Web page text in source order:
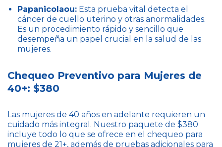
Papanicolaou: Esta prueba vital detecta el
cáncer de cuello uterino y otras anormalidades.
Es un procedimiento rápido y sencillo que
desempeña un papel crucial en la salud de las
mujeres.
Chequeo Preventivo para Mujeres de
40+: $380
Las mujeres de 40 años en adelante requieren un
cuidado más integral. Nuestro paquete de $380
incluye todo lo que se ofrece en el chequeo para
mujeres de 21+, además de pruebas adicionales para